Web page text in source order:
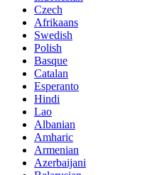
Czech
Afrikaans
Swedish
Polish
Basque
Catalan
Esperanto
Hindi
Lao
Albanian
Amharic
Armenian
Azerbaijani